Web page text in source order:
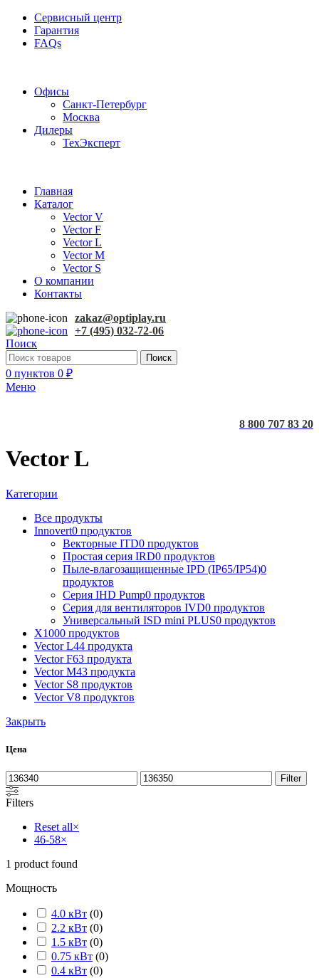
Сервисный центр
Гарантия
FAQs
Офисы
Санкт-Петербург
Москва
Дилеры
ТехЭксперт
Главная
Каталог
Vector V
Vector F
Vector L
Vector M
Vector S
О компании
Контакты
zakaz@optiplay.ru
+7 (495) 032-72-06
Поиск
Поиск
0 пунктов 0 ₽
Меню
8 800 707 83 20
Vector L
Категории
Все продукты
Innovert0 продуктов
Векторные ITD0 продуктов
Простая серия IRD0 продуктов
Пыле-влагозащищенные IPD (IP65/IP54)0
продуктов
Серия IHD Pump0 продуктов
Серия для вентиляторов IVD0 продуктов
Универсальный ISD mini PLUS0 продуктов
X1000 продуктов
Vector L44 продукта
Vector F63 продукта
Vector M43 продукта
Vector S8 продуктов
Vector V8 продуктов
Закрыть
Цена
Filter
Filters
Reset all×
46-58×
1 product found
Мощность
4.0 кВт (0)
2.2 кВт (0)
1.5 кВт (0)
0.75 кВт (0)
0.4 кВт (0)